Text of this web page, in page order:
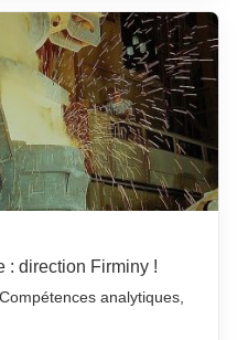
: direction Firminy !
analytiques,